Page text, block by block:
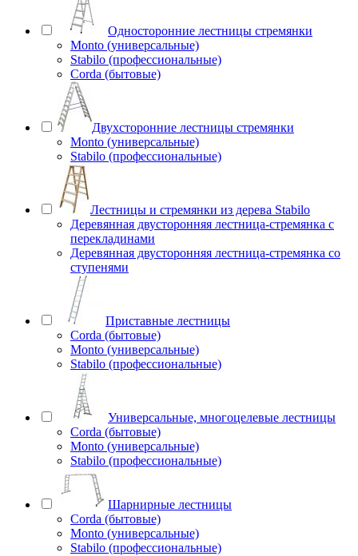
Односторонние лестницы стремянки
Monto (универсальные)
Stabilo (профессиональные)
Corda (бытовые)
Двухсторонние лестницы стремянки
Monto (универсальные)
Stabilo (профессиональные)
Лестницы и стремянки из дерева Stabilo
Деревянная двусторонняя лестница-стремянка с
перекладинами
Деревянная двусторонняя лестница-стремянка со
ступенями
Приставные лестницы
Corda (бытовые)
Monto (универсальные)
Stabilo (профессиональные)
Универсальные, многоцелевые лестницы
Corda (бытовые)
Monto (универсальные)
Stabilo (профессиональные)
Шарнирные лестницы
Corda (бытовые)
Monto (универсальные)
Stabilo (профессиональные)